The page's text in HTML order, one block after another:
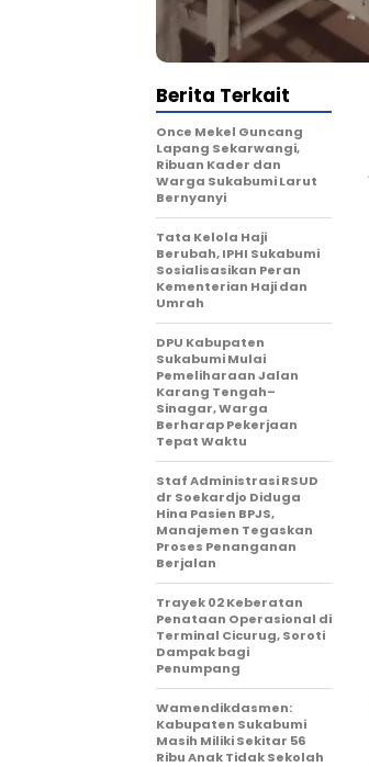
Berita Terkait
Once Mekel Guncang
Lapang Sekarwangi,
Ribuan Kader dan
Warga Sukabumi Larut
Bernyanyi
Tata Kelola Haji
Berubah, IPHI Sukabumi
Sosialisasikan Peran
Kementerian Haji dan
Umrah
‎DPU Kabupaten
Sukabumi Mulai
Pemeliharaan Jalan
Karang Tengah–
Sinagar, Warga
Berharap Pekerjaan
Tepat Waktu
Staf Administrasi RSUD
dr Soekardjo Diduga
Hina Pasien BPJS,
Manajemen Tegaskan
Proses Penanganan
Berjalan
‎Trayek 02 Keberatan
Penataan Operasional di
Terminal Cicurug, Soroti
Dampak bagi
Penumpang
Wamendikdasmen:
Kabupaten Sukabumi
Masih Miliki Sekitar 56
Ribu Anak Tidak Sekolah